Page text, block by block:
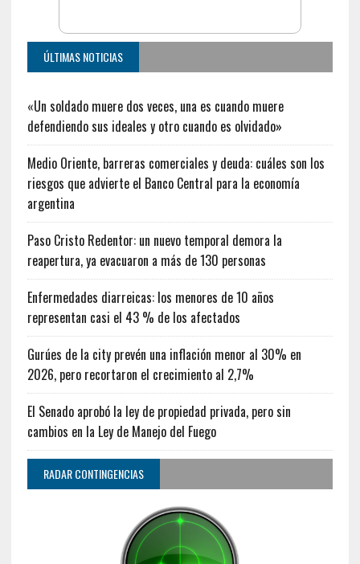
ÚLTIMAS NOTICIAS
«Un soldado muere dos veces, una es cuando muere
defendiendo sus ideales y otro cuando es olvidado»
Medio Oriente, barreras comerciales y deuda: cuáles son los
riesgos que advierte el Banco Central para la economía
argentina
Paso Cristo Redentor: un nuevo temporal demora la
reapertura, ya evacuaron a más de 130 personas
Enfermedades diarreicas: los menores de 10 años
representan casi el 43 % de los afectados
Gurúes de la city prevén una inflación menor al 30% en
2026, pero recortaron el crecimiento al 2,7%
El Senado aprobó la ley de propiedad privada, pero sin
cambios en la Ley de Manejo del Fuego
RADAR CONTINGENCIAS